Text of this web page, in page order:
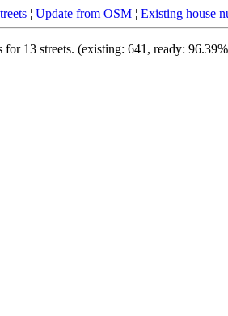
¦ Update from OSM ¦ Existing house
13 streets. (existing: 641, ready: